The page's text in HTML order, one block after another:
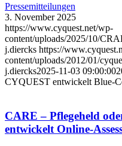
Pressemitteilungen
3. November 2025
https://www.cyquest.net/wp-
content/uploads/2025/10/
j.diercks https://
content/uploads/2012/01/
j.diercks2025-11-03 09:00:00
CYQUEST entwickelt Blue-
CARE – Pflegeheld
entwickelt Online-